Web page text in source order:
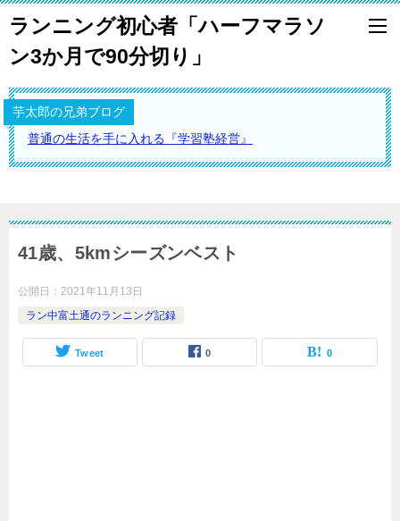
ランニング初心者「ハーフマラソ
ン3か月で90分切り」
芋太郎の兄弟ブログ
普通の生活を手に入れる『学習塾経営』
41歳、5kmシーズンベスト
公開日： 2021年11月13日
ラン中富土通のランニング記録
Tweet 0 0